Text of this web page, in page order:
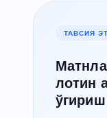
ТАВСИЯ
лотин